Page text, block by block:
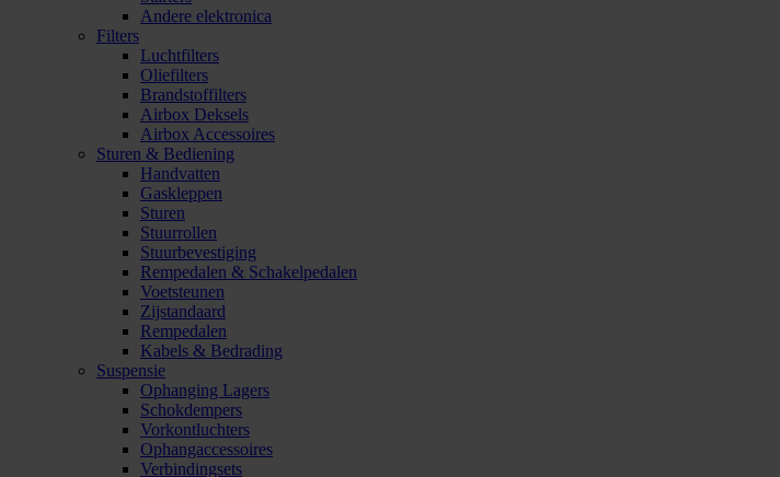
Andere elektronica
Filters
Luchtfilters
Oliefilters
Brandstoffilters
Airbox Deksels
Airbox Accessoires
Sturen & Bediening
Handvatten
Gaskleppen
Sturen
Stuurrollen
Stuurbevestiging
Rempedalen & Schakelpedalen
Voetsteunen
Zijstandaard
Rempedalen
Kabels & Bedrading
Suspensie
Ophanging Lagers
Schokdempers
Vorkontluchters
Ophangaccessoires
Verbindingsets